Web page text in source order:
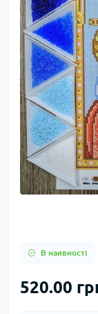
В наявності
520.00